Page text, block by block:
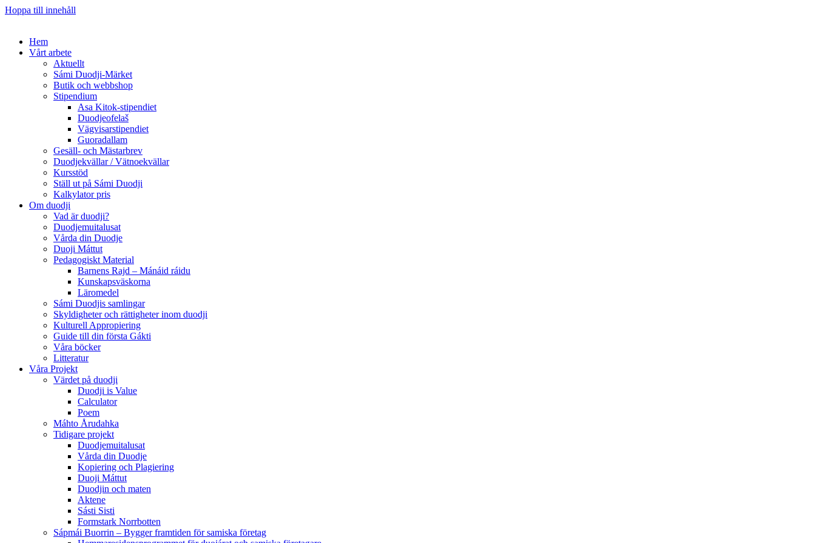
Hoppa till innehåll
Hem
Vårt arbete
Aktuellt
Sámi Duodji-Märket
Butik och webbshop
Stipendium
Asa Kitok-stipendiet
Duodjeofelaš
Vägvisarstipendiet
Guoradallam
Gesäll- och Mästarbrev
Duodjekvällar / Vätnoekvällar
Kursstöd
Ställ ut på Sámi Duodji
Kalkylator pris
Om duodji
Vad är duodji?
Duodjemuitalusat
Vårda din Duodje
Duoji Máttut
Pedagogiskt Material
Barnens Rajd – Mánáid ráidu
Kunskapsväskorna
Läromedel
Sámi Duodjis samlingar
Skyldigheter och rättigheter inom duodji
Kulturell Appropiering
Guide till din första Gákti
Våra böcker
Litteratur
Våra Projekt
Värdet på duodji​
Duodji is Value
Calculator
Poem
Máhto Årudahka
Tidigare projekt
Duodjemuitalusat
Vårda din Duodje
Kopiering och Plagiering
Duoji Máttut
Duodjin och maten
Aktene
Sásti Sisti
Formstark Norrbotten
Sápmái Buorrin – Bygger framtiden för samiska företag